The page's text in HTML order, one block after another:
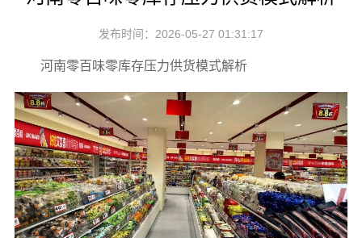
发布时间：2026-05-27 01:31:17
河南零百味零库存压力供货模式解析